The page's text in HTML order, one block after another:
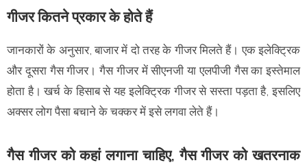
गीजर कितने प्रकार के होते हैं
जानकारों के अनुसार, बाजार में दो तरह के गीजर मिलते हैं। एक इलेक्ट्रिक
और दूसरा गैस गीजर। गैस गीजर में सीएनजी या एलपीजी गैस का इस्तेमाल
होता है। खर्च के हिसाब से यह इलेक्ट्रिक गीजर से सस्ता पड़ता है, इसलिए
अक्सर लोग पैसा बचाने के चक्कर में इसे लगवा लेते हैं।
गैस गीजर को कहां लगाना चाहिए, गैस गीजर को खतरनाक